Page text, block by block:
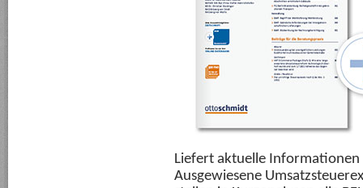
Liefert aktuelle Informationen
Ausgewiesene